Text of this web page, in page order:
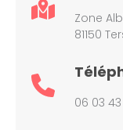
Zone
81150
06 03